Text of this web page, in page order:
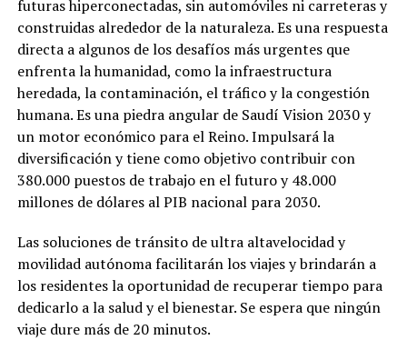
futuras hiperconectadas, sin automóviles ni carreteras y
construidas alrededor de la naturaleza. Es una respuesta
directa a algunos de los desafíos más urgentes que
enfrenta la humanidad, como la infraestructura
heredada, la contaminación, el tráfico y la congestión
humana. Es una piedra angular de Saudí Vision 2030 y
un motor económico para el Reino. Impulsará la
diversificación y tiene como objetivo contribuir con
380.000 puestos de trabajo en el futuro y 48.000
millones de dólares al PIB nacional para 2030.
Las soluciones de tránsito de ultra altavelocidad y
movilidad autónoma facilitarán los viajes y brindarán a
los residentes la oportunidad de recuperar tiempo para
dedicarlo a la salud y el bienestar. Se espera que ningún
viaje dure más de 20 minutos.